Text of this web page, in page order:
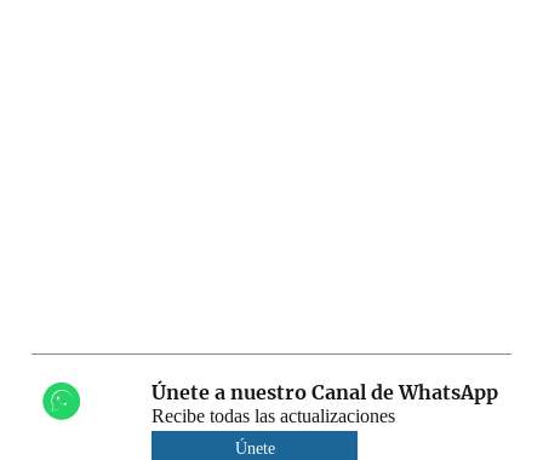
Únete a nuestro Canal de WhatsApp
Recibe todas las actualizaciones
Únete